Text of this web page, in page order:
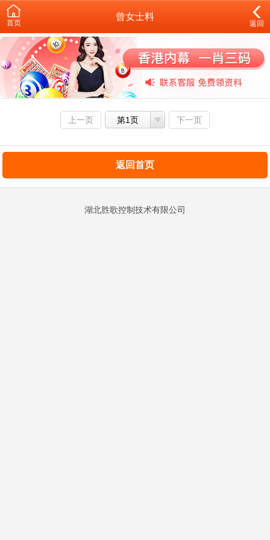
首页
曾女士料
返回
上一页 第1页 下一页
返回首页
湖北胜歌控制技术有限公司